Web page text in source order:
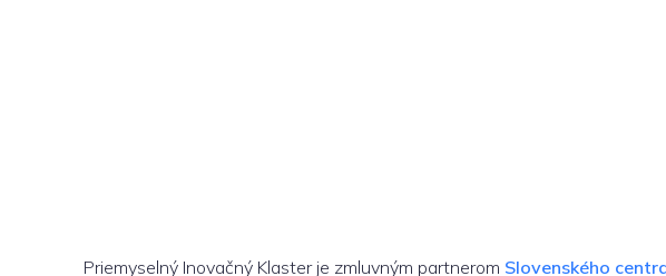
Priemyselný Inovačný Klaster je zmluvným partnerom Slovenského